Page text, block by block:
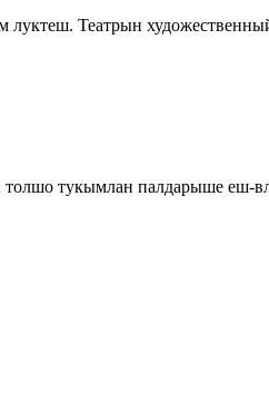
Театрын
тукымлан палдарыше еш-